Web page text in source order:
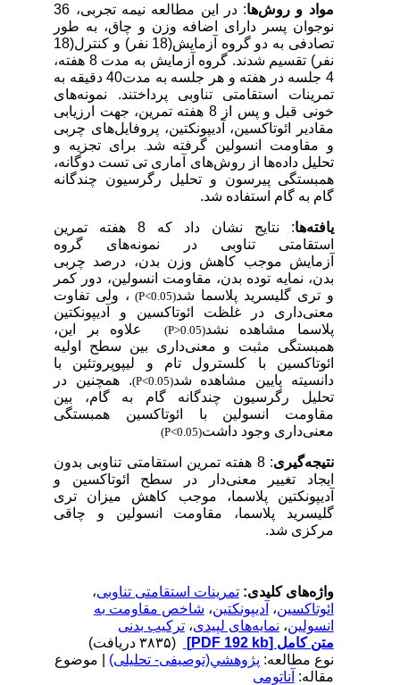
مواد و روش‌ها:
در این مطالعه نیمه تجربی، 36
نوجوان پسر دارای اضافه وزن و چاق، به طور
تصادفی به دو گروه آزمایش(18 نفر) و کنترل(18
نفر) تقسیم شدند. گروه آزمایش به مدت 8 هفته،
4 جلسه در هفته و هر جلسه به مدت40 دقیقه به
تمرینات استقامتی تناوبی پرداختند. نمونه‌های
خونی قبل و پس از 8 هفته تمرین، جهت ارزیابی
مقادیر ائوتاکسین، آدیپونکتین، پروفایل‌های چربی
و مقاومت انسولین گرفته شد.برای تجزیه و
تحلیل داده‌ها از روش‌های آماری تی تست دوگانه،
همبستگی پیرسون وتحلیل رگرسیون چندگانه
گام به گاماستفاده شد.
یافته‌ها
: نتایج نشان داد که 8 هفته تمرین
استقامتی تناوبیدر نمونه‌های گروه
آزمایش موجب کاهش وزن بدن، درصد چربی
بدن، نمایه توده بدن، مقاومت انسولین، دور کمر
و تری گلیسرید پلاسما شد(P<0.05)، ولی تفاوت
معنی‌داری در غلظت ائوتاکسین و آدیپونکتین
پلاسما مشاهده نشد(P>0.05)
علاوه بر این،
همبستگی مثبت و معنی‌داری بین سطح اولیه
ائوتاکسین با کلسترول تام و لیپوپروتئین با
دانسیته پایین مشاهده شد(P<0.05). همچنین در
تحلیل رگرسیون چندگانه گام به گام،
بین
مقاومت انسولین با ائوتاکسین همبستگی
معنی‌داری وجود داشت(P<0.05)
نتیجه‌گیری
: 8 هفته تمرین استقامتی تناوبی بدون
ایجاد تغییر معنی‌دار در سطح ائوتاکسین و
آدیپونکتین پلاسما، موجب کاهشمیزان تری
گلیسرید پلاسما، مقاومت انسولین و چاقی
مرکزی شد.
واژه‌های کلیدی:تمرینات استقامتی تناوبی،
ائوتاکسین،آدیپونکتین،شاخص مقاومت به
انسولین،نمایه‌های لپیدی،ترکیب بدنی
متن کامل[PDF 192 kb]
نوع مطالعه:پژوهشي(توصیفی- تحلیلی) | موضوع
مقاله:آناتومی